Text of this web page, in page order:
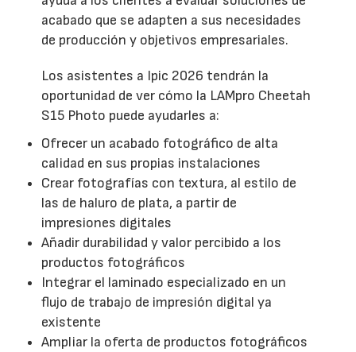
acabado que se adapten a sus necesidades
de producción y objetivos empresariales.
Los asistentes a Ipic 2026 tendrán la
oportunidad de ver cómo la LAMpro Cheetah
S15 Photo puede ayudarles a:
Ofrecer un acabado fotográfico de alta
calidad en sus propias instalaciones
Crear fotografías con textura, al estilo de
las de haluro de plata, a partir de
impresiones digitales
Añadir durabilidad y valor percibido a los
productos fotográficos
Integrar el laminado especializado en un
flujo de trabajo de impresión digital ya
existente
Ampliar la oferta de productos fotográficos